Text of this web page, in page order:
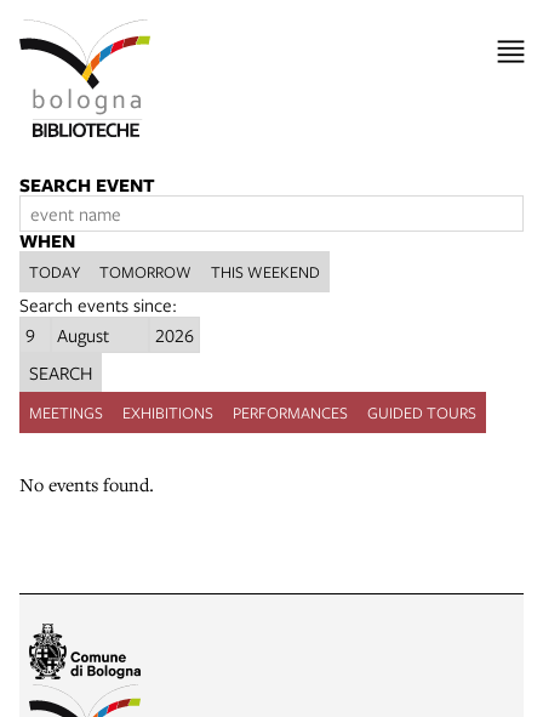
SEARCH EVENT
WHEN
TODAY TOMORROW THIS WEEKEND
Search events since:
SEARCH
MEETINGS EXHIBITIONS PERFORMANCES GUIDED TOURS
No events found.